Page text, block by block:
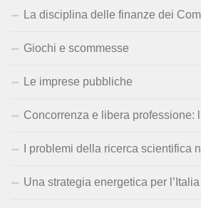
La disciplina delle finanze dei
Giochi e scommesse
Le imprese pubbliche
Concorrenza e libera professione:
I problemi della ricerca scientifica
Una strategia energetica per l’Italia